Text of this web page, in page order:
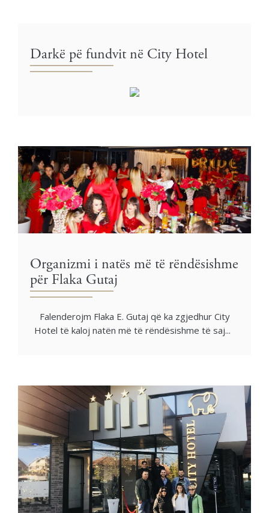
Darkë pë fundvit në City Hotel
Organizmi i natës më të rëndësishme
për Flaka Gutaj
Falenderojm Flaka E. Gutaj që ka zgjedhur City
Hotel të kaloj natën më të rëndësishme të saj...